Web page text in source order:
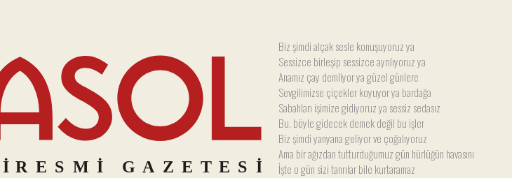
Biz şimdi alçak sesle konuşuyoruz ya
Sessizce birleşip sessizce ayrılıyoruz ya
Anamız çay demliyor ya güzel günlere
Sevgilimizse çiçekler koyuyor ya bardağa
Sabahları işimize gidiyoruz ya sessiz sedasız
Bu, böyle gidecek demek değil bu işler
Biz şimdi yanyana geliyor ve çoğalıyoruz
Ama bir ağızdan tutturduğumuz gün hürlüğün havasını
İşte o gün sizi tanrılar bile kurtaramaz